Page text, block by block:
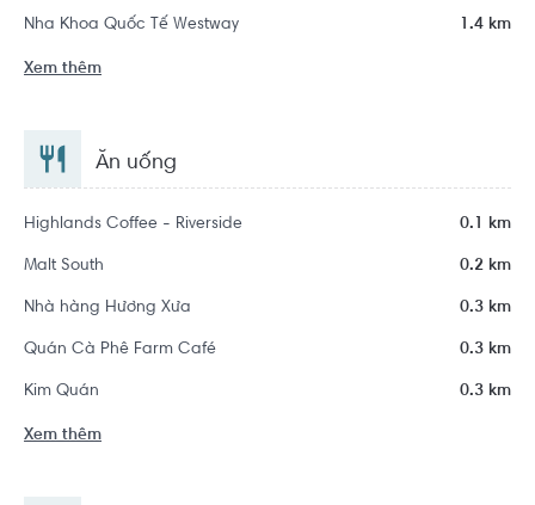
Nha Khoa Quốc Tế Westway 1.4 km
Xem thêm
Ăn uống
Highlands Coffee - Riverside 0.1 km
Malt South 0.2 km
Nhà hàng Hương Xưa 0.3 km
Quán Cà Phê Farm Café 0.3 km
Kim Quán 0.3 km
Xem thêm